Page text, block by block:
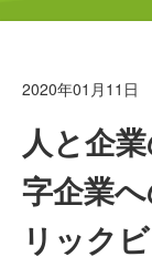
2020年01月11日
人と企
字企業
リック